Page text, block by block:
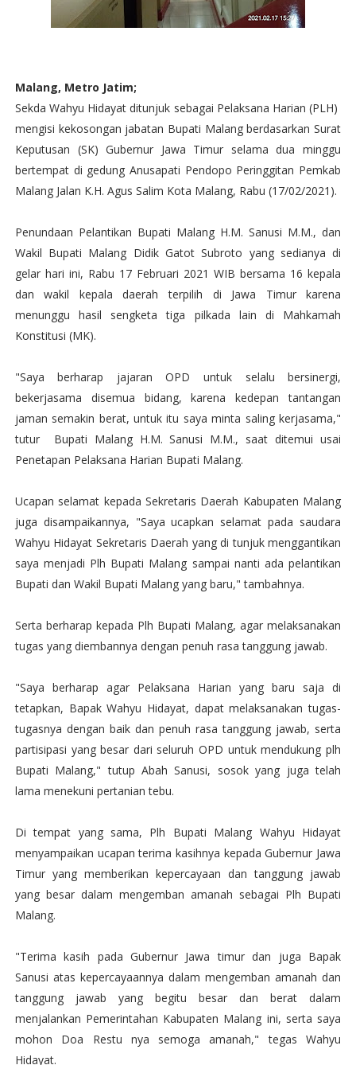
Malang, Metro Jatim;
Sekda Wahyu Hidayat ditunjuk sebagai Pelaksana Harian (PLH)
mengisi kekosongan jabatan Bupati Malang berdasarkan Surat
Keputusan (SK) Gubernur Jawa Timur selama dua minggu
bertempat di gedung Anusapati Pendopo Peringgitan Pemkab
Malang Jalan K.H. Agus Salim Kota Malang, Rabu (17/02/2021).
Penundaan Pelantikan Bupati Malang H.M. Sanusi M.M., dan
Wakil Bupati Malang Didik Gatot Subroto yang sedianya di
gelar hari ini, Rabu 17 Februari 2021 WIB bersama 16 kepala
dan wakil kepala daerah terpilih di Jawa Timur karena
menunggu hasil sengketa tiga pilkada lain di Mahkamah
Konstitusi (MK).
"Saya berharap jajaran OPD untuk selalu bersinergi,
bekerjasama disemua bidang, karena kedepan tantangan
jaman semakin berat, untuk itu saya minta saling kerjasama,"
tutur Bupati Malang H.M. Sanusi M.M., saat ditemui usai
Penetapan Pelaksana Harian Bupati Malang.
Ucapan selamat kepada Sekretaris Daerah Kabupaten Malang
juga disampaikannya, "Saya ucapkan selamat pada saudara
Wahyu Hidayat Sekretaris Daerah yang di tunjuk menggantikan
saya menjadi Plh Bupati Malang sampai nanti ada pelantikan
Bupati dan Wakil Bupati Malang yang baru," tambahnya.
Serta berharap kepada Plh Bupati Malang, agar melaksanakan
tugas yang diembannya dengan penuh rasa tanggung jawab.
"Saya berharap agar Pelaksana Harian yang baru saja di
tetapkan, Bapak Wahyu Hidayat, dapat melaksanakan tugas-
tugasnya dengan baik dan penuh rasa tanggung jawab, serta
partisipasi yang besar dari seluruh OPD untuk mendukung plh
Bupati Malang," tutup Abah Sanusi, sosok yang juga telah
lama menekuni pertanian tebu.
Di tempat yang sama, Plh Bupati Malang Wahyu Hidayat
menyampaikan ucapan terima kasihnya kepada Gubernur Jawa
Timur yang memberikan kepercayaan dan tanggung jawab
yang besar dalam mengemban amanah sebagai Plh Bupati
Malang.
"Terima kasih pada Gubernur Jawa timur dan juga Bapak
Sanusi atas kepercayaannya dalam mengemban amanah dan
tanggung jawab yang begitu besar dan berat dalam
menjalankan Pemerintahan Kabupaten Malang ini, serta saya
mohon Doa Restu nya semoga amanah," tegas Wahyu
Hidayat.